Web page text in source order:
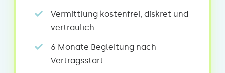
Vermittlung kostenfrei, diskret und
vertraulich
6 Monate Begleitung nach
Vertragsstart